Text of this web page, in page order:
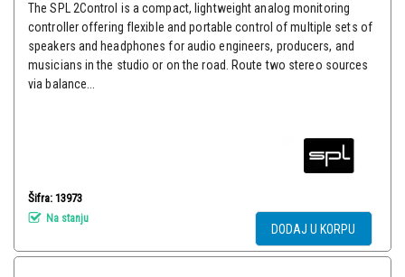
The SPL 2Control is a compact, lightweight analog monitoring
controller offering flexible and portable control of multiple sets of
speakers and headphones for audio engineers, producers, and
musicians in the studio or on the road. Route two stereo sources
via balance...
Šifra: 13973
Na stanju
DODAJ U KORPU